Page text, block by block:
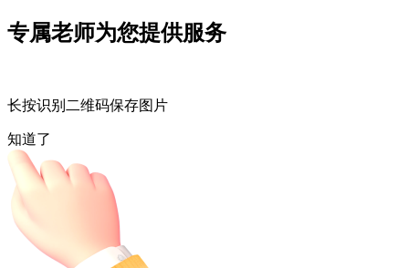
专属老师为您提供服务
长按识别二维码保存图片
知道了